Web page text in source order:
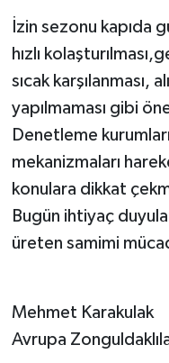
İzin sezonu kapıda
hızlı
sıcak karşılanması,
yapılmaması gibi
Denetleme
mekanizmaları
konulara dikkat
Bugün ihtiyaç
üreten samimi
Mehmet Karakulak
Avrupa